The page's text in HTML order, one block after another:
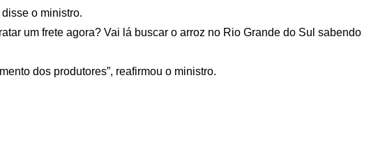
o ministro.
um frete agora? Vai lá buscar o arroz no Rio Grande do Sul sabendo
dos produtores”, reafirmou o ministro.